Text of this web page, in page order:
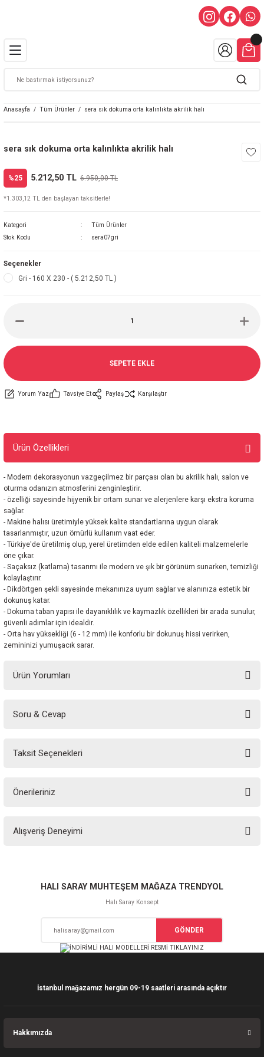
Anasayfa Tüm Ürünler sera sık dokuma orta kalınlıkta akrilik halı
sera sık dokuma orta kalınlıkta akrilik halı
%25 5.212,50 TL 6.950,00 TL
*1.303,12 TL den başlayan taksitlerle!
Kategori
Tüm Ürünler
Stok Kodu
sera07gri
Seçenekler
Gri - 160 X 230 - ( 5.212,50 TL )
SEPETE EKLE
Yorum Yaz Tavsiye Et Paylaş Karşılaştır
Ürün Özellikleri
- Modern dekorasyonun vazgeçilmez bir parçası olan bu akrilik halı, salon ve
oturma odanızın atmosferini zenginleştirir.
- özelliği sayesinde hijyenik bir ortam sunar ve alerjenlere karşı ekstra koruma
sağlar.
- Makine halısı üretimiyle yüksek kalite standartlarına uygun olarak
tasarlanmıştır, uzun ömürlü kullanım vaat eder.
- Türkiye'de üretilmiş olup, yerel üretimden elde edilen kaliteli malzemelerle
öne çıkar.
- Saçaksız (katlama) tasarımı ile modern ve şık bir görünüm sunarken, temizliği
kolaylaştırır.
- Dikdörtgen şekli sayesinde mekanınıza uyum sağlar ve alanınıza estetik bir
dokunuş katar.
- Dokuma taban yapısı ile dayanıklılık ve kaymazlık özellikleri bir arada sunulur,
güvenli adımlar için idealdir.
- Orta hav yüksekliği (6 - 12 mm) ile konforlu bir dokunuş hissi verirken,
zemininizi yumuşacık sarar.
Ürün Yorumları
Soru & Cevap
Taksit Seçenekleri
Önerileriniz
yetersiz gördüğünüz noktaları öneri formunu kullanarak tarafımıza
Ürün resmi kalitesiz, bozuk veya görüntülenemiyor.
Ürün açıklamasında eksik bilgiler bulunuyor.
Bu ürüne benzer farklı alternatifler olmalı.
Alışveriş Deneyimi
Sitemize ilk yorumu siz yapın!
HALI SARAY MUHTEŞEM MAĞAZA TRENDYOL
Halı Saray Konsept
GÖNDER
İstanbul mağazamız hergün 09-19 saatleri arasında açıktır
Hakkımızda